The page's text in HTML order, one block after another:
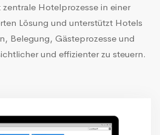
Hotelprozesse in einer
Lösung und unterstützt Hotels
Belegung, Gästeprozesse und
und effizienter zu steuern.